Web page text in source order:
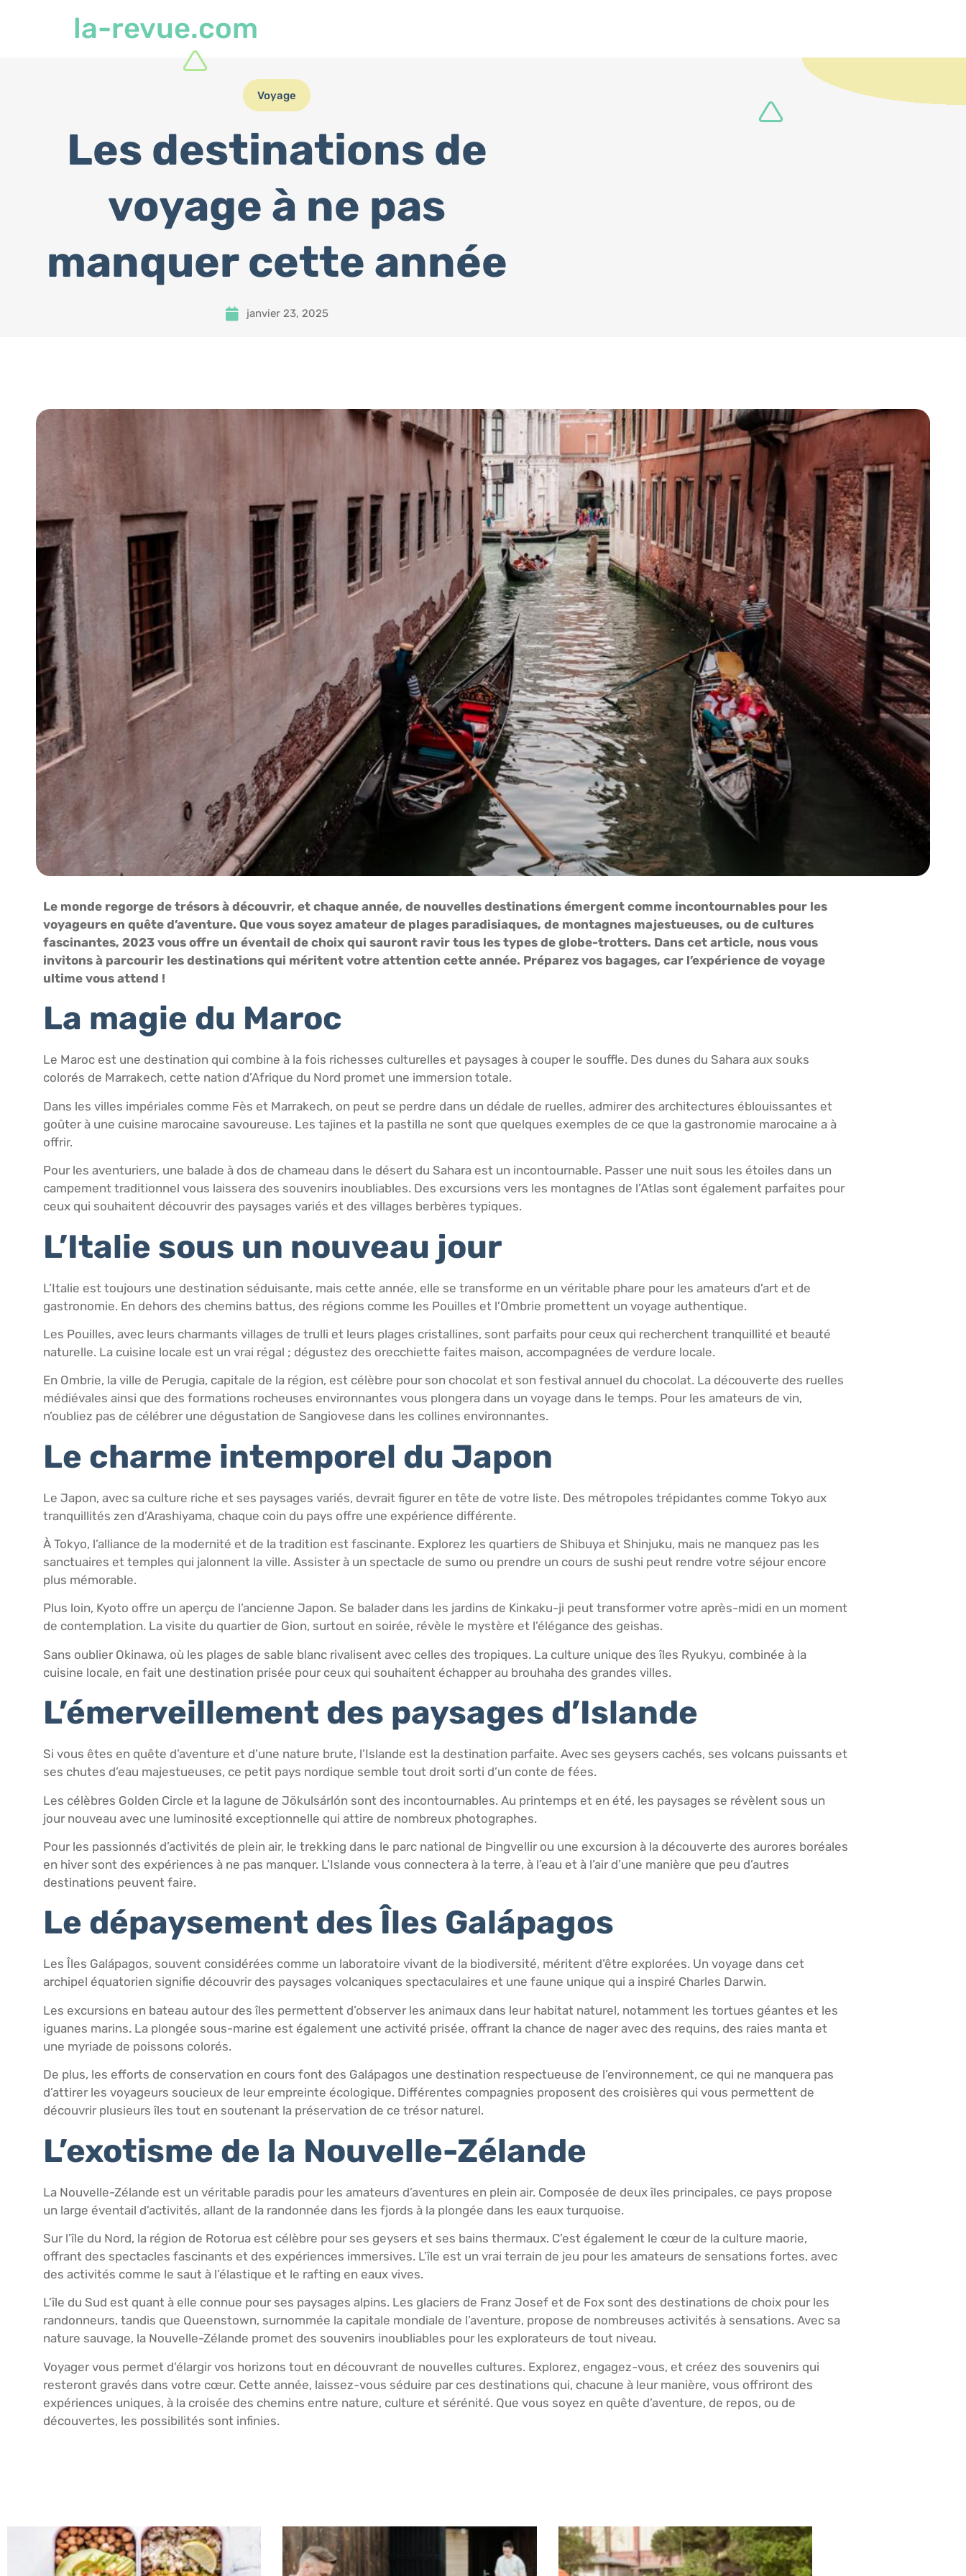
la-revue.com
Voyage
Les destinations de
voyage à ne pas
manquer cette année
janvier 23, 2025
Le monde regorge de trésors à découvrir, et chaque année, de nouvelles destinations émergent comme incontournables pour les
voyageurs en quête d’aventure. Que vous soyez amateur de plages paradisiaques, de montagnes majestueuses, ou de cultures
fascinantes, 2023 vous offre un éventail de choix qui sauront ravir tous les types de globe-trotters. Dans cet article, nous vous
invitons à parcourir les destinations qui méritent votre attention cette année. Préparez vos bagages, car l’expérience de voyage
ultime vous attend !
La magie du Maroc
Le Maroc est une destination qui combine à la fois richesses culturelles et paysages à couper le souffle. Des dunes du Sahara aux souks
colorés de Marrakech, cette nation d’Afrique du Nord promet une immersion totale.
Dans les villes impériales comme Fès et Marrakech, on peut se perdre dans un dédale de ruelles, admirer des architectures éblouissantes et
goûter à une cuisine marocaine savoureuse. Les tajines et la pastilla ne sont que quelques exemples de ce que la gastronomie marocaine a à
offrir.
Pour les aventuriers, une balade à dos de chameau dans le désert du Sahara est un incontournable. Passer une nuit sous les étoiles dans un
campement traditionnel vous laissera des souvenirs inoubliables. Des excursions vers les montagnes de l’Atlas sont également parfaites pour
ceux qui souhaitent découvrir des paysages variés et des villages berbères typiques.
L’Italie sous un nouveau jour
L’Italie est toujours une destination séduisante, mais cette année, elle se transforme en un véritable phare pour les amateurs d’art et de
gastronomie. En dehors des chemins battus, des régions comme les Pouilles et l’Ombrie promettent un voyage authentique.
Les Pouilles, avec leurs charmants villages de trulli et leurs plages cristallines, sont parfaits pour ceux qui recherchent tranquillité et beauté
naturelle. La cuisine locale est un vrai régal ; dégustez des orecchiette faites maison, accompagnées de verdure locale.
En Ombrie, la ville de Perugia, capitale de la région, est célèbre pour son chocolat et son festival annuel du chocolat. La découverte des ruelles
médiévales ainsi que des formations rocheuses environnantes vous plongera dans un voyage dans le temps. Pour les amateurs de vin,
n’oubliez pas de célébrer une dégustation de Sangiovese dans les collines environnantes.
Le charme intemporel du Japon
Le Japon, avec sa culture riche et ses paysages variés, devrait figurer en tête de votre liste. Des métropoles trépidantes comme Tokyo aux
tranquillités zen d’Arashiyama, chaque coin du pays offre une expérience différente.
À Tokyo, l’alliance de la modernité et de la tradition est fascinante. Explorez les quartiers de Shibuya et Shinjuku, mais ne manquez pas les
sanctuaires et temples qui jalonnent la ville. Assister à un spectacle de sumo ou prendre un cours de sushi peut rendre votre séjour encore
plus mémorable.
Plus loin, Kyoto offre un aperçu de l’ancienne Japon. Se balader dans les jardins de Kinkaku-ji peut transformer votre après-midi en un moment
de contemplation. La visite du quartier de Gion, surtout en soirée, révèle le mystère et l’élégance des geishas.
Sans oublier Okinawa, où les plages de sable blanc rivalisent avec celles des tropiques. La culture unique des îles Ryukyu, combinée à la
cuisine locale, en fait une destination prisée pour ceux qui souhaitent échapper au brouhaha des grandes villes.
L’émerveillement des paysages d’Islande
Si vous êtes en quête d’aventure et d’une nature brute, l’Islande est la destination parfaite. Avec ses geysers cachés, ses volcans puissants et
ses chutes d’eau majestueuses, ce petit pays nordique semble tout droit sorti d’un conte de fées.
Les célèbres Golden Circle et la lagune de Jökulsárlón sont des incontournables. Au printemps et en été, les paysages se révèlent sous un
jour nouveau avec une luminosité exceptionnelle qui attire de nombreux photographes.
Pour les passionnés d’activités de plein air, le trekking dans le parc national de Þingvellir ou une excursion à la découverte des aurores boréales
en hiver sont des expériences à ne pas manquer. L’Islande vous connectera à la terre, à l’eau et à l’air d’une manière que peu d’autres
destinations peuvent faire.
Le dépaysement des Îles Galápagos
Les Îles Galápagos, souvent considérées comme un laboratoire vivant de la biodiversité, méritent d’être explorées. Un voyage dans cet
archipel équatorien signifie découvrir des paysages volcaniques spectaculaires et une faune unique qui a inspiré Charles Darwin.
Les excursions en bateau autour des îles permettent d’observer les animaux dans leur habitat naturel, notamment les tortues géantes et les
iguanes marins. La plongée sous-marine est également une activité prisée, offrant la chance de nager avec des requins, des raies manta et
une myriade de poissons colorés.
De plus, les efforts de conservation en cours font des Galápagos une destination respectueuse de l’environnement, ce qui ne manquera pas
d’attirer les voyageurs soucieux de leur empreinte écologique. Différentes compagnies proposent des croisières qui vous permettent de
découvrir plusieurs îles tout en soutenant la préservation de ce trésor naturel.
L’exotisme de la Nouvelle-Zélande
La Nouvelle-Zélande est un véritable paradis pour les amateurs d’aventures en plein air. Composée de deux îles principales, ce pays propose
un large éventail d’activités, allant de la randonnée dans les fjords à la plongée dans les eaux turquoise.
Sur l’île du Nord, la région de Rotorua est célèbre pour ses geysers et ses bains thermaux. C’est également le cœur de la culture maorie,
offrant des spectacles fascinants et des expériences immersives. L’île est un vrai terrain de jeu pour les amateurs de sensations fortes, avec
des activités comme le saut à l’élastique et le rafting en eaux vives.
L’île du Sud est quant à elle connue pour ses paysages alpins. Les glaciers de Franz Josef et de Fox sont des destinations de choix pour les
randonneurs, tandis que Queenstown, surnommée la capitale mondiale de l’aventure, propose de nombreuses activités à sensations. Avec sa
nature sauvage, la Nouvelle-Zélande promet des souvenirs inoubliables pour les explorateurs de tout niveau.
Voyager vous permet d’élargir vos horizons tout en découvrant de nouvelles cultures. Explorez, engagez-vous, et créez des souvenirs qui
resteront gravés dans votre cœur. Cette année, laissez-vous séduire par ces destinations qui, chacune à leur manière, vous offriront des
expériences uniques, à la croisée des chemins entre nature, culture et sérénité. Que vous soyez en quête d’aventure, de repos, ou de
découvertes, les possibilités sont infinies.